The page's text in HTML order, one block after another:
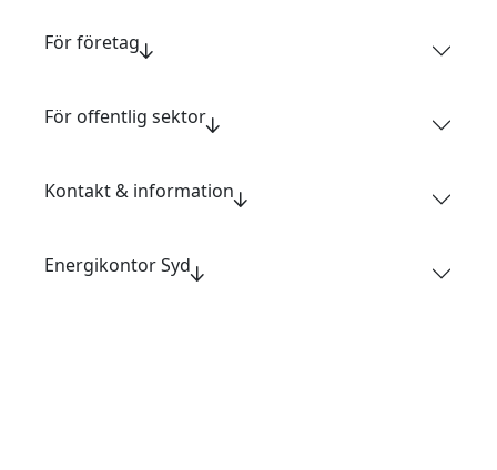
För företag
För offentlig sektor
Kontakt & information
Energikontor Syd